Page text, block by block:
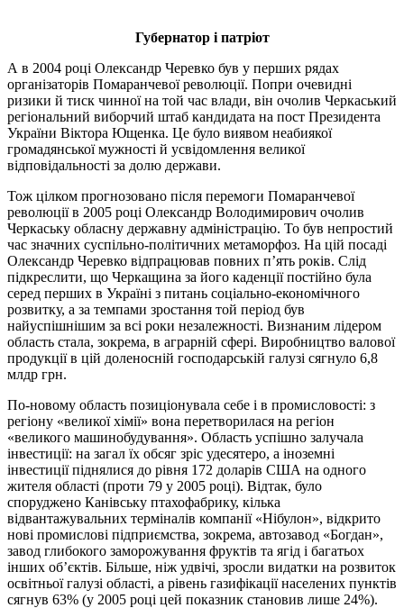
Губернатор і патріот
А в 2004 році Олександр Черевко був у перших рядах
організаторів Помаранчевої революції. Попри очевидні
ризики й тиск чинної на той час влади, він очолив Черкаський
регіональний виборчий штаб кандидата на пост Президента
України Віктора Ющенка. Це було виявом неабиякої
громадянської мужності й усвідомлення великої
відповідальності за долю держави.
Тож цілком прогнозовано після перемоги Помаранчевої
революції в 2005 році Олександр Володимирович очолив
Черкаську обласну державну адміністрацію. То був непростий
час значних суспільно-політичних метаморфоз. На цій посаді
Олександр Черевко відпрацював повних п’ять років. Слід
підкреслити, що Черкащина за його каденції постійно була
серед перших в Україні з питань соціально-економічного
розвитку, а за темпами зростання той період був
найуспішнішим за всі роки незалежності. Визнаним лідером
область стала, зокрема, в аграрній сфері. Виробництво валової
продукції в цій доленосній господарській галузі сягнуло 6,8
млдр грн.
По-новому область позиціонувала себе і в промисловості: з
регіону «великої хімії» вона перетворилася на регіон
«великого машинобудування». Область успішно залучала
інвестиції: на загал їх обсяг зріс удесятеро, а іноземні
інвестиції піднялися до рівня 172 доларів США на одного
жителя області (проти 79 у 2005 році). Відтак, було
споруджено Канівську птахофабрику, кілька
відвантажувальних терміналів компанії «Нібулон», відкрито
нові промислові підприємства, зокрема, автозавод «Богдан»,
завод глибокого заморожування фруктів та ягід і багатьох
інших об’єктів. Більше, ніж удвічі, зросли видатки на розвиток
освітньої галузі області, а рівень газифікації населених пунктів
сягнув 63% (у 2005 році цей показник становив лише 24%).